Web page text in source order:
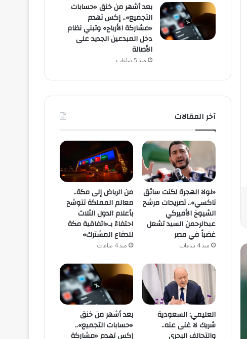
بعد أشهر من خنق «حسابات
التجميع».. إكس تهدم
«مشاركة الأرباح» وتبني نظام
دخل المبدعين الجديد على
الأصالة
منذ 5 ساعات
آخر المقالات
«لولا الهجرة لكنت سائق
تاكسي».. تصريحات مرشح
الشيوخ الأميركي
عبدالرحمن السيد تشعل
غضباً في مصر
منذ 4 ساعات
من الرياض إلى مكة..
معالم المملكة تتوشح
بأعلام الدول الثلاث
احتفاءً بـ«اتفاقية مكة
للدفاع المشترك»
منذ 4 ساعات
العليمي: السعودية
شريك لا غنى عنه..
والتحالف البحري
بعد أشهر من خنق
«حسابات التجميع»..
إكس تهدم «مشاركة